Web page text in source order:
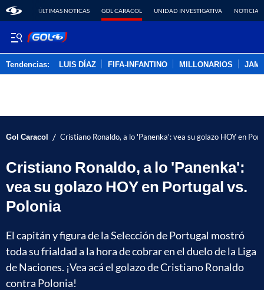
ÚLTIMAS NOTICAS GOL CARACOL UNIDAD INVESTIGATIVA NOTICIAS
Tendencias: LUIS DÍAZ FIFA-INFANTINO MILLONARIOS
Gol Caracol / Cristiano Ronaldo, a lo 'Panenka': vea su golazo HOY en
Cristiano Ronaldo, a lo 'Panenka':
vea su golazo HOY en Portugal vs.
Polonia
El capitán y figura de la Selección de Portugal mostró
toda su frialdad a la hora de cobrar en el duelo de la Liga
de Naciones. ¡Vea acá el golazo de Cristiano Ronaldo
contra Polonia!